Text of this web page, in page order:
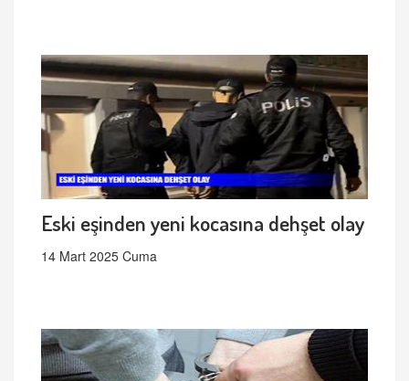
Eski eşinden yeni kocasına dehşet olay
14 Mart 2025 Cuma